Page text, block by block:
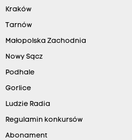
Kraków
Tarnów
Małopolska Zachodnia
Nowy Sącz
Podhale
Gorlice
Ludzie Radia
Regulamin konkursów
Abonament